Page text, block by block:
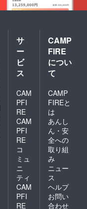
サ
ー
ビ
ス
CAM
PFI
RE
CAM
PFI
RE
コ
ミュ
ニ
ティ
CAM
PFI
RE
CAMP
FIRE
につい
て
CAMP
FIREと
は
あんし
ん・安
全への
取り組
み
ニュー
ス
ヘルプ
お問い
合わせ